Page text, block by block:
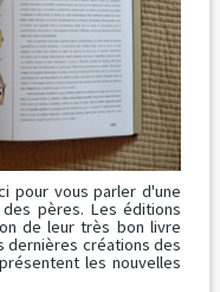
pour vous parler d'une
pères. Les éditions
de leur très bon livre
dernières créations des
les nouvelles